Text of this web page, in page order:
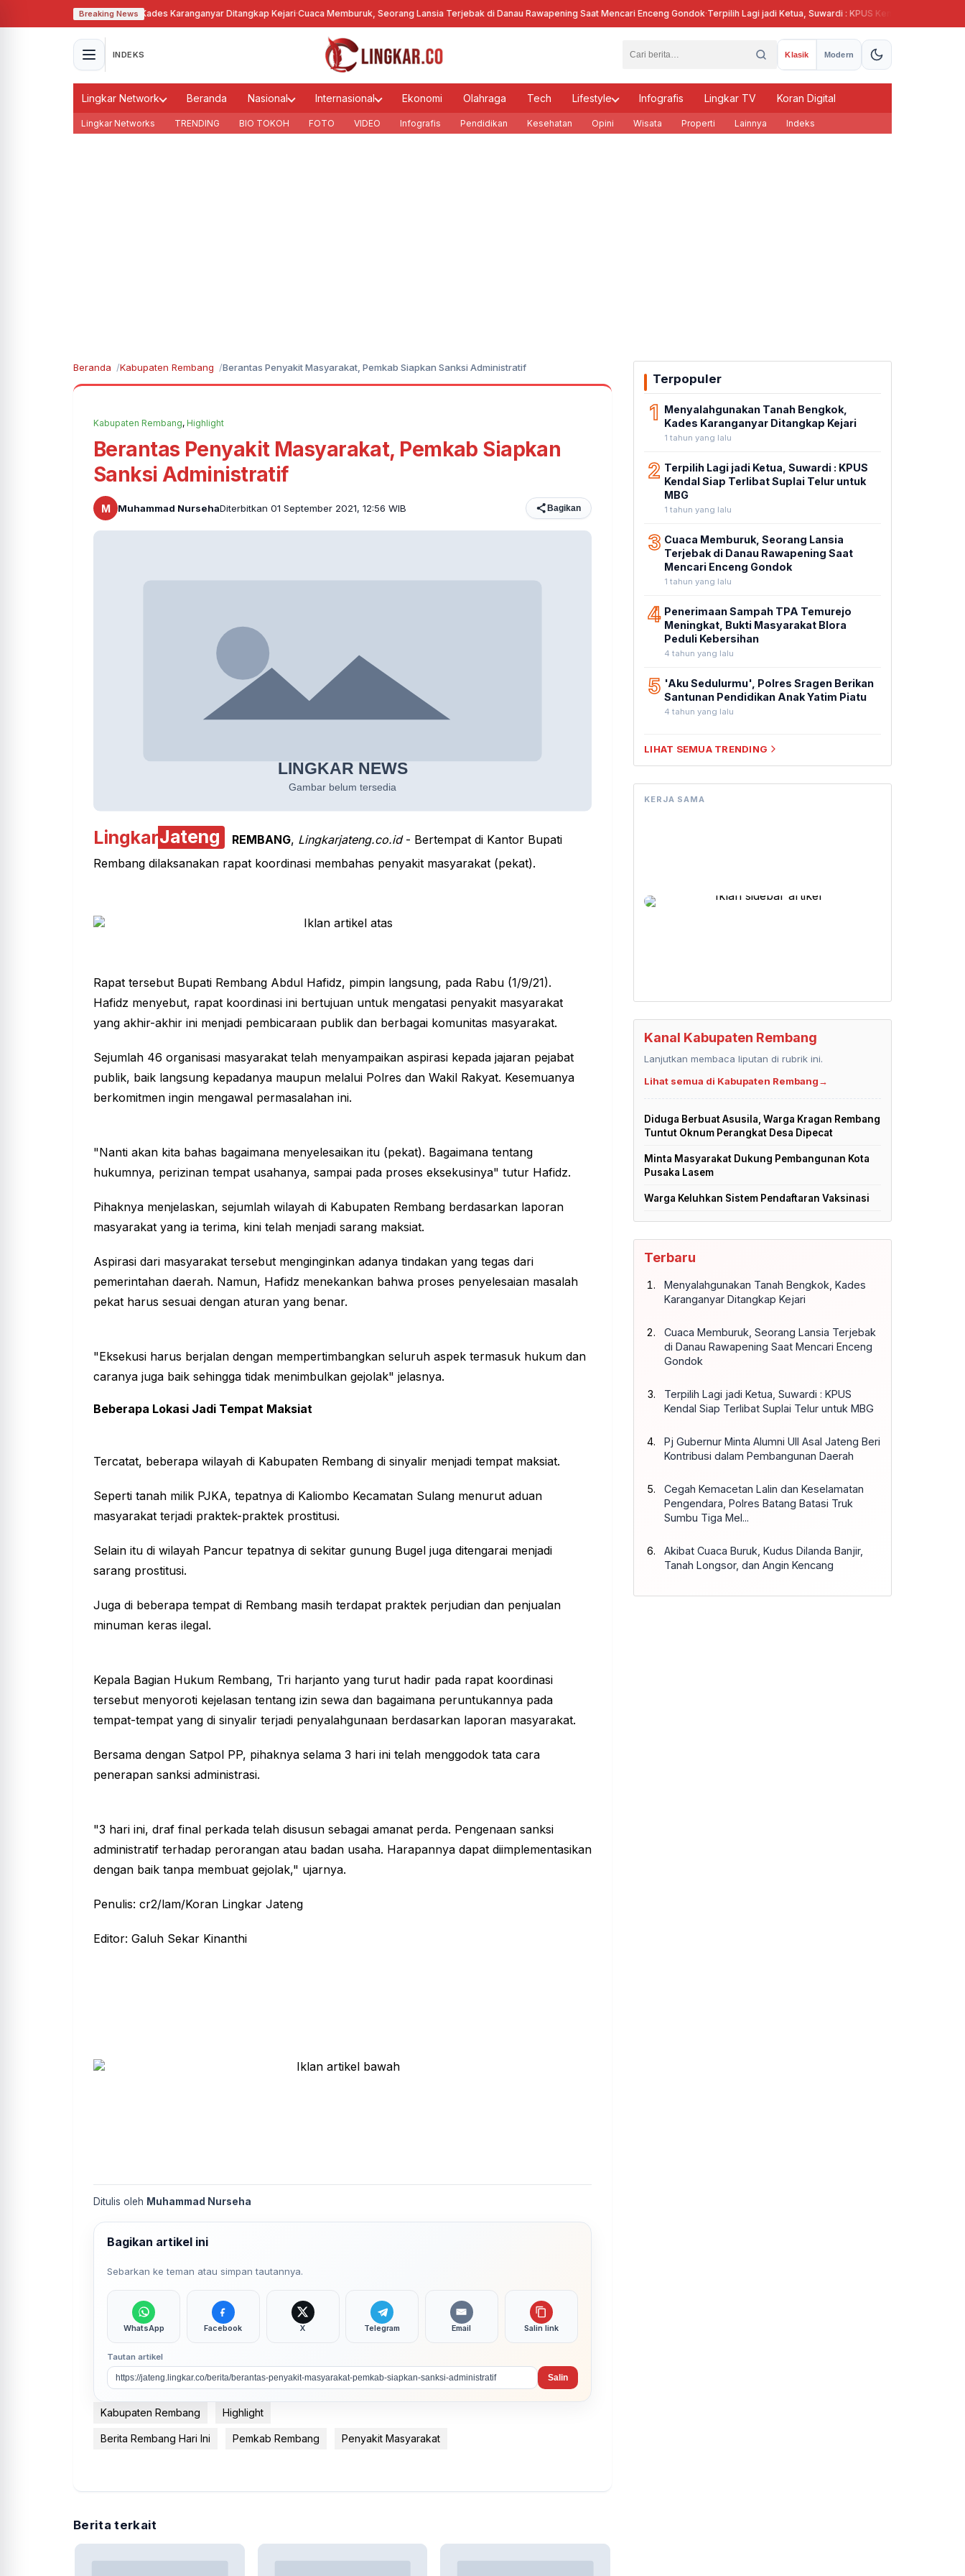
Breaking News
Tanah Bengkok, Kades Karanganyar Ditangkap Kejari· Cuaca Memburuk, Seorang Lansia Terjebak di Danau Rawapening Saat Mencari Enceng Gondok·Terpilih Lagi jadi Ketua, Suwardi : KPUS Kendal Siap Terlibat Suplai
INDEKS Klasik Modern
Lingkar Network Beranda Nasional Internasional Ekonomi Olahraga Tech Lifestyle Infografis Lingkar TV Koran Digital
Lingkar Networks TRENDING BIO TOKOH FOTO VIDEO Infografis Pendidikan Kesehatan Opini Wisata Properti Lainnya Indeks
Beranda Kabupaten Rembang Berantas Penyakit Masyarakat, Pemkab Siapkan Sanksi Administratif
Kabupaten Rembang, Highlight
Berantas Penyakit Masyarakat, Pemkab Siapkan
Sanksi Administratif
M Muhammad NursehaDiterbitkan 01 September 2021, 12:56 WIB Bagikan
LingkarJateng REMBANG, Lingkarjateng.co.id- Bertempat di Kantor Bupati
Rembang dilaksanakan rapat koordinasi membahas penyakit masyarakat (pekat).
Rapat tersebut Bupati Rembang Abdul Hafidz, pimpin langsung, pada Rabu (1/9/21).
Hafidz menyebut, rapat koordinasi ini bertujuan untuk mengatasi penyakit masyarakat
yang akhir-akhir ini menjadi pembicaraan publik dan berbagai komunitas masyarakat.
Sejumlah 46 organisasi masyarakat telah menyampaikan aspirasi kepada jajaran pejabat
publik, baik langsung kepadanya maupun melalui Polres dan Wakil Rakyat. Kesemuanya
berkomitmen ingin mengawal permasalahan ini.
"Nanti akan kita bahas bagaimana menyelesaikan itu (pekat). Bagaimana tentang
hukumnya, perizinan tempat usahanya, sampai pada proses eksekusinya" tutur Hafidz.
Pihaknya menjelaskan, sejumlah wilayah di Kabupaten Rembang berdasarkan laporan
masyarakat yang ia terima, kini telah menjadi sarang maksiat.
Aspirasi dari masyarakat tersebut menginginkan adanya tindakan yang tegas dari
pemerintahan daerah. Namun, Hafidz menekankan bahwa proses penyelesaian masalah
pekat harus sesuai dengan aturan yang benar.
"Eksekusi harus berjalan dengan mempertimbangkan seluruh aspek termasuk hukum dan
caranya juga baik sehingga tidak menimbulkan gejolak" jelasnya.
Beberapa Lokasi Jadi Tempat Maksiat
Tercatat, beberapa wilayah di Kabupaten Rembang di sinyalir menjadi tempat maksiat.
Seperti tanah milik PJKA, tepatnya di Kaliombo Kecamatan Sulang menurut aduan
masyarakat terjadi praktek-praktek prostitusi.
Selain itu di wilayah Pancur tepatnya di sekitar gunung Bugel juga ditengarai menjadi
sarang prostitusi.
Juga di beberapa tempat di Rembang masih terdapat praktek perjudian dan penjualan
minuman keras ilegal.
Kepala Bagian Hukum Rembang, Tri harjanto yang turut hadir pada rapat koordinasi
tersebut menyoroti kejelasan tentang izin sewa dan bagaimana peruntukannya pada
tempat-tempat yang di sinyalir terjadi penyalahgunaan berdasarkan laporan masyarakat.
Bersama dengan Satpol PP, pihaknya selama 3 hari ini telah menggodok tata cara
penerapan sanksi administrasi.
"3 hari ini, draf final perkada telah disusun sebagai amanat perda. Pengenaan sanksi
administratif terhadap perorangan atau badan usaha. Harapannya dapat diimplementasikan
dengan baik tanpa membuat gejolak," ujarnya.
Penulis: cr2/lam/Koran Lingkar Jateng
Editor: Galuh Sekar Kinanthi
Ditulis oleh Muhammad Nurseha
Bagikan artikel ini
Sebarkan ke teman atau simpan tautannya.
WhatsApp Facebook X Telegram Email Salin link
Tautan artikel
Salin
Kabupaten Rembang Highlight
Berita Rembang Hari Ini Pemkab Rembang Penyakit Masyarakat
Berita terkait
Terpopuler
1 Menyalahgunakan Tanah Bengkok,
Kades Karanganyar Ditangkap Kejari
1 tahun yang lalu
2 Terpilih Lagi jadi Ketua, Suwardi : KPUS
Kendal Siap Terlibat Suplai Telur untuk
MBG
1 tahun yang lalu
3 Cuaca Memburuk, Seorang Lansia
Terjebak di Danau Rawapening Saat
Mencari Enceng Gondok
1 tahun yang lalu
4 Penerimaan Sampah TPA Temurejo
Meningkat, Bukti Masyarakat Blora
Peduli Kebersihan
4 tahun yang lalu
5 'Aku Sedulurmu', Polres Sragen Berikan
Santunan Pendidikan Anak Yatim Piatu
4 tahun yang lalu
LIHAT SEMUA TRENDING
KERJA SAMA
Kanal Kabupaten Rembang
Lanjutkan membaca liputan di rubrik ini.
Lihat semua di Kabupaten Rembang→
Diduga Berbuat Asusila, Warga Kragan Rembang
Tuntut Oknum Perangkat Desa Dipecat
Minta Masyarakat Dukung Pembangunan Kota
Pusaka Lasem
Warga Keluhkan Sistem Pendaftaran Vaksinasi
Terbaru
Menyalahgunakan Tanah Bengkok, Kades
Karanganyar Ditangkap Kejari
Cuaca Memburuk, Seorang Lansia Terjebak
di Danau Rawapening Saat Mencari Enceng
Gondok
Terpilih Lagi jadi Ketua, Suwardi : KPUS
Kendal Siap Terlibat Suplai Telur untuk MBG
Pj Gubernur Minta Alumni UII Asal Jateng Beri
Kontribusi dalam Pembangunan Daerah
Cegah Kemacetan Lalin dan Keselamatan
Pengendara, Polres Batang Batasi Truk
Sumbu Tiga Mel...
Akibat Cuaca Buruk, Kudus Dilanda Banjir,
Tanah Longsor, dan Angin Kencang